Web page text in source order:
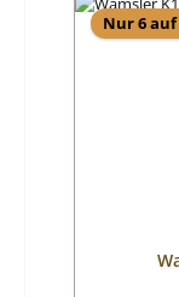
Nur 6 auf